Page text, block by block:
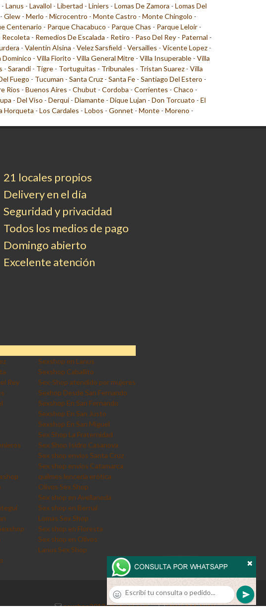
- Lanus - Lavallol - Libertad - Liniers - Lomas De Zamora - Lomas Del
- Glew - Merlo - Microcentro - Monte Castro - Monte Chingolo -
Centenario - Parque Chacabuco - Parque Chas - Parque Leloir -
Recoleta - Remedios De Escalada - Retiro - Paso Del Rey - Paternal -
- Valentin Alsina - Velez Sarsfield - Versailles - Vicente Lopez -
Dominico - Villa Fiorito - Villa General Mitre - Villa Insuperable - Villa
- Sarandi - Tigre - Tortuguitas - Tribunales - Tristan Suarez - Villa
Fuego - Tucuman - Santa Cruz - Santa Fe - Santiago Del Estero -
Rios - Buenos Aires - Chubut - Cordoba - Corrientes - Chaco -
- Del Viso - Derqui - Diamante - Dique Lujan - Don Torcuato - El
Horqueta - Los Cardales - Lobos - Gonnet - Monte - Moreno -
21 locales propios
Delivery en el día
Seguridad y privacidad
Todos los medios de pago
Domingo abierto
Excelente atención
Sexshop en Lanus
Sexshop Caballito
Rey
Sex-Shop atendido por mujeres
Sexhop Desde San Fernando
Sexshop En San Fernando
Sexshop En San Justo
Sexshop En San Miguel
Sex Shop La Fraternidad
Sex Shop Isidro Casanova
Sex shop envios Santa Cruz
Sex shop envios Catamarca
quilmes lencería erótica
Olivos Sex Shop
Sex shop en Avellaneda
Sex shop en Bernal
Lomas Sex Shop
Sex shop en Floresta
Sex shop en Olivos
Lanus Sex Shop
sexshop2013@hotmail.com · 0810-444-6969